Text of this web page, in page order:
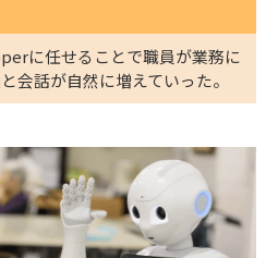
に任せる ことで職員が業務に
会話が自然に増えていった。